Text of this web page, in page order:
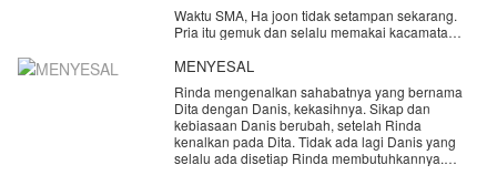
atasnya.
Awalnya mereka saling benci.
Lalu muncul masalah...
Si gadis ternyata sudah dijodohkan dengan
seorang jenius dari sekte lain.
Waktu SMA, Ha joon tidak setampan sekarang.
Pria itu gemuk dan selalu memakai kacamata
Rubi, gadis populer di sekolahnya.
Namun suatu hari Ha joon mendengar Rubi
menghina dan mengolok-oloknya di depan teman-
teman kelas mereka. Rasa suka Ha joon berubah
menjadi benci. Ia pun memutuskan pindah ke
kampung halamannya di Seoul.
MENYESAL
Rinda mengenalkan sahabatnya yang bernama
Dita dengan Danis, kekasihnya. Sikap dan
kebiasaan Danis berubah, setelah Rinda
kenalkan pada Dita. Tidak ada lagi Danis yang
selalu ada disetiap Rinda membutuhkannya.